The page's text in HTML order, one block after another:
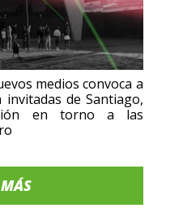
medios convoca a
de Santiago,
en torno a las
MÁS